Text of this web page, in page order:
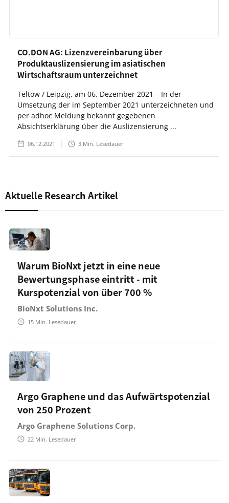
CO.DON AG: Lizenzvereinbarung über
Produktauslizensierung im asiatischen
Wirtschaftsraum unterzeichnet
Teltow / Leipzig, am 06. Dezember 2021 – In der
Umsetzung der im September 2021 unterzeichneten und
per adhoc Meldung bekannt gegebenen
Absichtserklärung über die Auslizensierung ...
06.12.2021 3 Min. Lesedauer
Aktuelle Research Artikel
Warum BioNxt jetzt in eine neue
Bewertungsphase eintritt - mit
Kurspotenzial von über 700 %
BioNxt Solutions Inc.
15 Min. Lesedauer
Argo Graphene und das Aufwärtspotenzial
von 250 Prozent
Argo Graphene Solutions Corp.
22 Min. Lesedauer